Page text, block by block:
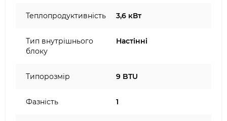
Теплопродуктивність 3,6 кВт
Тип внутрішнього
блоку
Настінні
Типорозмір 9 BTU
Фазність 1